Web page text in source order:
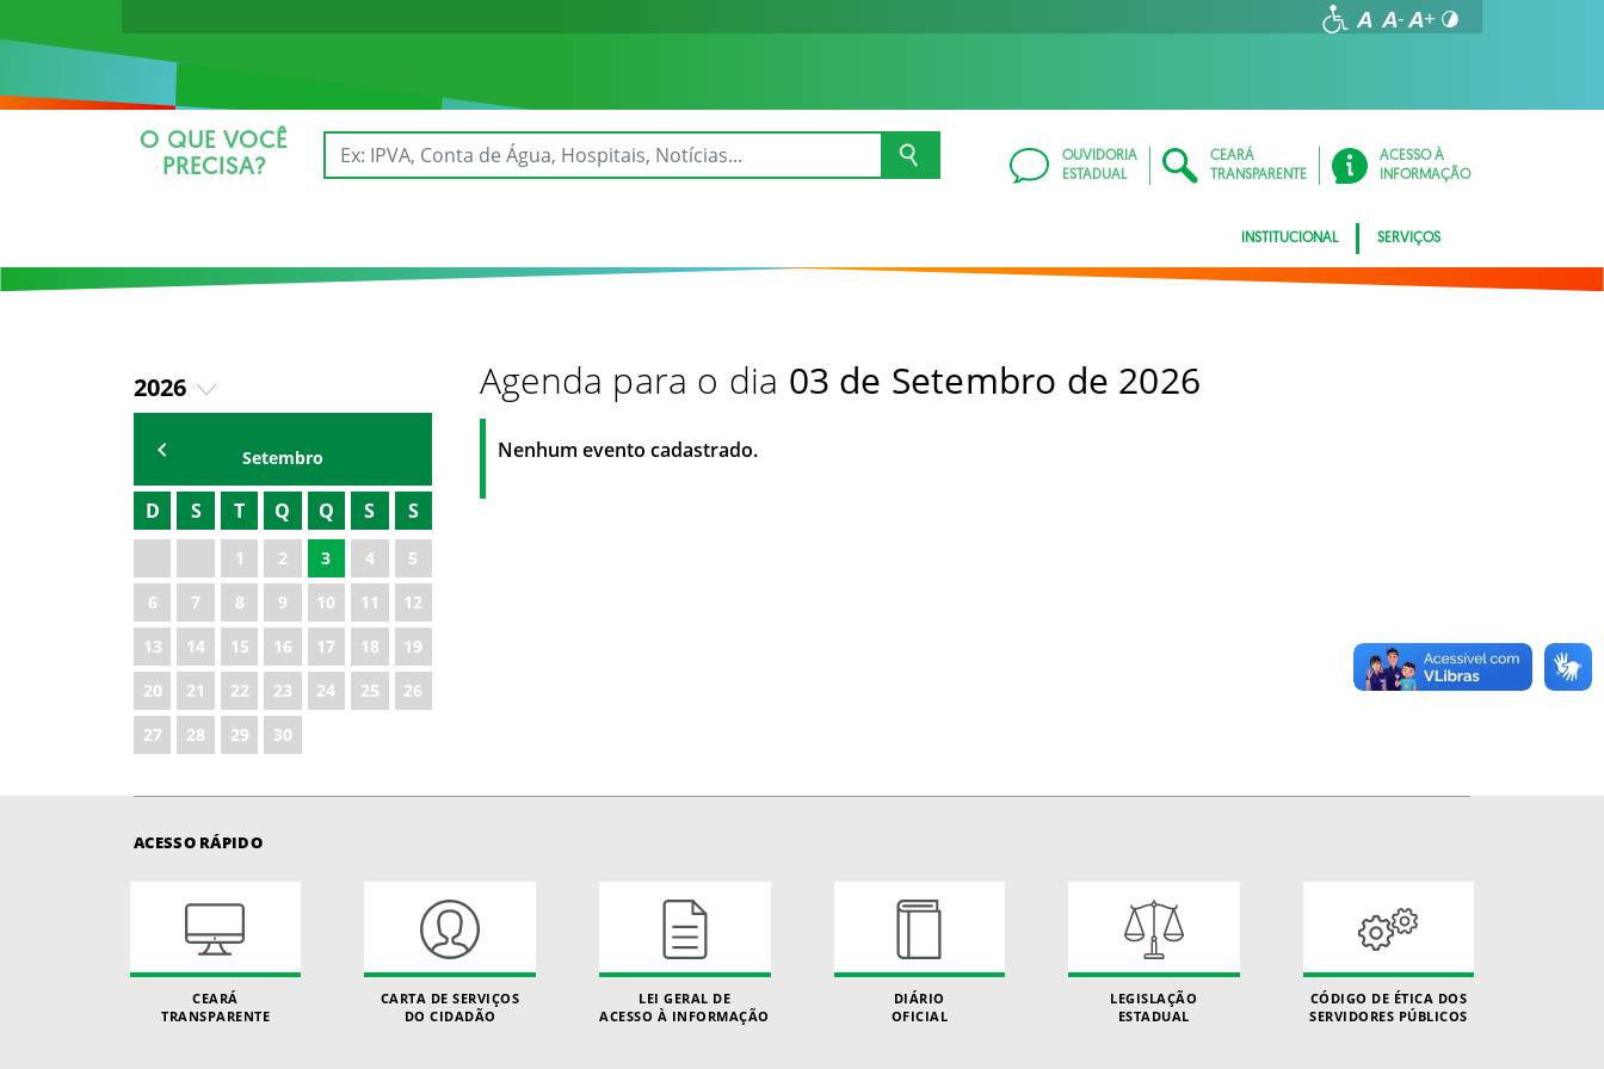
O QUE VOCÊ
PRECISA?
OUVIDORIA
ESTADUAL
CEARÁ
TRANSPARENTE
ACESSO À
INFORMAÇÃO
INSTITUCIONAL SERVIÇOS
2026
2025
Setembro
D S T Q Q S S
1 2 3 4
5
6
7 8 9 10 11
12
13
14 15 16 17 18
19
20
21 22 23 24 25
26
27
28 29 30
Agenda para o dia 03 de Setembro de 2026
Nenhum evento cadastrado.
ACESSO RÁPIDO
CEARÁ
TRANSPARENTE
CARTA DE SERVIÇOS
DO CIDADÃO
LEI GERAL DE
ACESSO À INFORMAÇÃO
DIÁRIO
OFICIAL
LEGISLAÇÃO
ESTADUAL
CÓDIGO DE ÉTICA DOS
SERVIDORES PÚBLICOS